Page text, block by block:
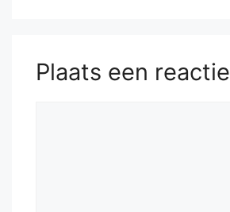
Plaats een reactie